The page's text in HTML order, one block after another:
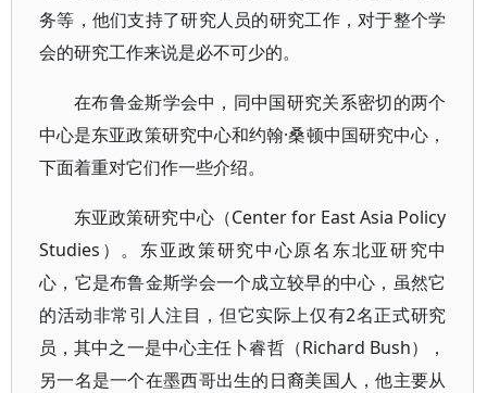
务等，他们支持了研究人员的研究工作，对于整个学
会的研究工作来说是必不可少的。
在布鲁金斯学会中，同中国研究关系密切的两个
中心是东亚政策研究中心和约翰·桑顿中国研究中心，
下面着重对它们作一些介绍。
东亚政策研究中心（Center for East Asia Policy
Studies）。东亚政策研究中心原名东北亚研究中
心，它是布鲁金斯学会一个成立较早的中心，虽然它
的活动非常引人注目，但它实际上仅有2名正式研究
员，其中之一是中心主任卜睿哲（Richard Bush），
另一名是一个在墨西哥出生的日裔美国人，他主要从